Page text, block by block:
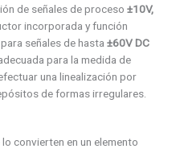
de señales de proceso ±10V,
incorporada y función
señales de hasta ±60V DC
para la medida de
una linealización por
de formas irregulares.
convierten en un elemento